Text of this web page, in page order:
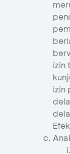
izin
izin